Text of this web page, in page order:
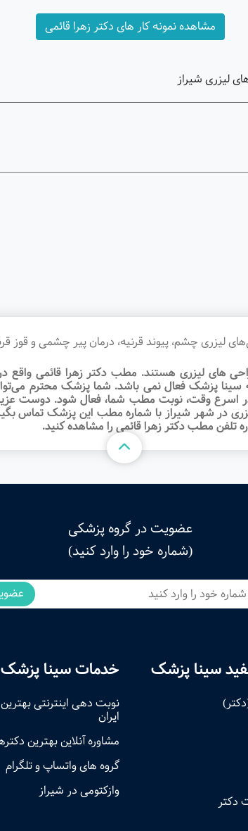
مشاهده نمونه کار های دکتر زهرا قائمی
لیزری شیراز
چشم، پیوند قرنیه، درمان پیر چشمی و قوز قرنیه
های لیزری هستند. مطب دکتر زهرا قائمی واقع
سینا پزشک فعال نمی باشد. شما پزشک محترم
اسرع وقت‌، نوبت مطب شما، فعال شود. دوست
در شهر شیراز با شماره مطب این پزشک تماس
تلفن مطب دکتر زهرا قائمی را مشاهده کنید.
عضویت در گروه پزشکی
(شماره خود را وارد کنید)
سینا پزشک
دکتر
خدمات سینا پزشک
نوبت‌ دهی اینترنتی
ایران
مشاوره آنلاین بهترین
گروه های واتساپ و تلگرام
وازکتومی در شیراز